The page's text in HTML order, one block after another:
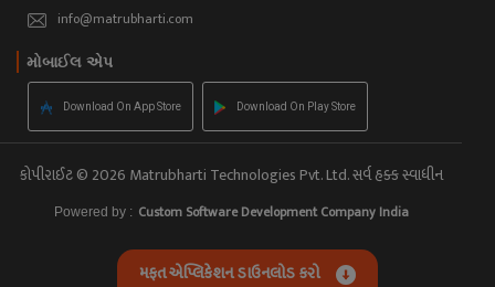
info@matrubharti.com
મોબાઈલ એપ
Download On App Store Download On Play Store
કોપીરાઈટ © 2026 Matrubharti Technologies Pvt. Ltd. સર્વ હક્ક સ્વાધીન
Powered by : Custom Software Development Company India
મફત એપ્લિકેશન ડાઉનલોડ કરો